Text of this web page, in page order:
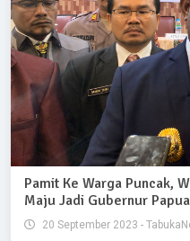
Pamit Ke Warga Puncak,
Maju Jadi Gubernur
20 September 2023 -